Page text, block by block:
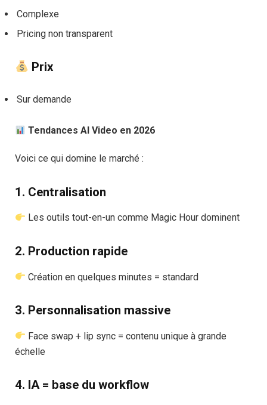
Complexe
Pricing non transparent
Prix
Sur demande
Tendances AI Video en 2026
Voici ce qui domine le marché :
1. Centralisation
Les outils tout-en-un comme Magic Hour dominent
2. Production rapide
Création en quelques minutes = standard
3. Personnalisation massive
Face swap + lip sync = contenu unique à grande
échelle
4. IA = base du workflow